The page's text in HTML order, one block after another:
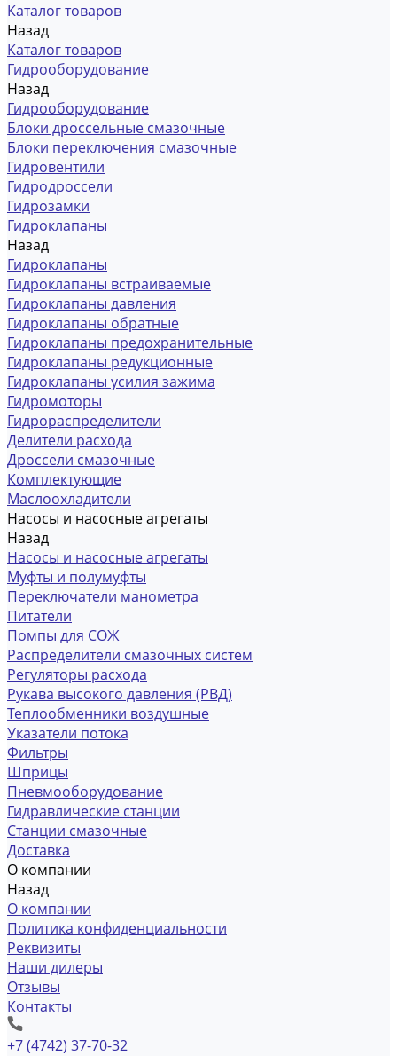
Каталог товаров
Назад
Каталог товаров
Гидрооборудование
Назад
Гидрооборудование
Блоки дроссельные смазочные
Блоки переключения смазочные
Гидровентили
Гидродроссели
Гидрозамки
Гидроклапаны
Назад
Гидроклапаны
Гидроклапаны встраиваемые
Гидроклапаны давления
Гидроклапаны обратные
Гидроклапаны предохранительные
Гидроклапаны редукционные
Гидроклапаны усилия зажима
Гидромоторы
Гидрораспределители
Делители расхода
Дроссели смазочные
Комплектующие
Маслоохладители
Насосы и насосные агрегаты
Назад
Насосы и насосные агрегаты
Муфты и полумуфты
Переключатели манометра
Питатели
Помпы для СОЖ
Распределители смазочных систем
Регуляторы расхода
Рукава высокого давления (РВД)
Теплообменники воздушные
Указатели потока
Фильтры
Шприцы
Пневмооборудование
Гидравлические станции
Станции смазочные
Доставка
О компании
Назад
О компании
Политика конфиденциальности
Реквизиты
Наши дилеры
Отзывы
Контакты
+7 (4742) 37-70-32